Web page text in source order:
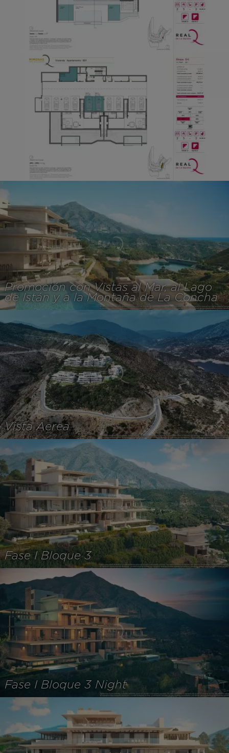
Promoción con Vistas al Mar, al Lago
de Istán y a la Montaña de La Concha
Vista Aerea
Fase I Bloque 3
Fase I Bloque 3 Night